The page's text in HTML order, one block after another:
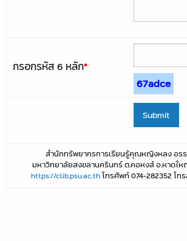
กรอกรหัส 6 หลัก*
67adce
สำนักทรัพยากรการเรียนรู้คุณหญิงหลง อร
มหาวิทยาลัยสงขลานครินทร์ ต.คอหงส์ อ.หาดให
https://clib.psu.ac.thโทรศัพท์ 074-282352 โท